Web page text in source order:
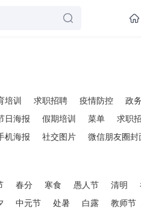
培训 求职招聘 疫情防控 政
日海报 假期培训 菜单 求职
机海报 社交图片 微信朋友圈封
春分 寒食 愚人节 清明
中元节 处暑 白露 教师节